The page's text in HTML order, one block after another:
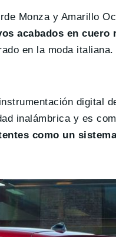
Monza y Amarillo
acabados en
en la moda
digital
inalámbrica y es
como un